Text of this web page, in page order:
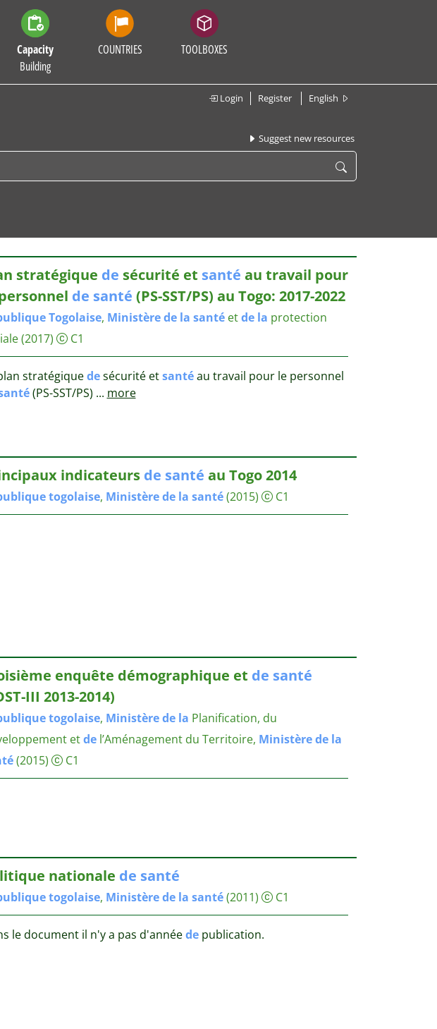
Capacity
Building
COUNTRIES TOOLBOXES
Login Register English
Suggest new resources
stratégique de sécurité et santé au travail pour
de santé (PS-SST/PS) au Togo: 2017-2022
Togolaise, Ministère de la santéetde la protection
(2017) C1
stratégiquedesécurité etsantéau travail pour le personnel
(PS-SST/PS) ... more
indicateurs de santé au Togo 2014
togolaise, Ministère de la santé (2015) C1
enquête démographique et de santé
III 2013-2014)
togolaise, Ministère de la Planification, du
etdel’Aménagement du Territoire, Ministère de la
(2015) C1
nationale de santé
togolaise, Ministère de la santé (2011) C1
le document il n'y a pas d'annéedepublication.